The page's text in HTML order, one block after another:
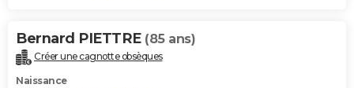
Bernard PIETTRE (85 ans)
Créer une cagnotte obsèques
Naissance